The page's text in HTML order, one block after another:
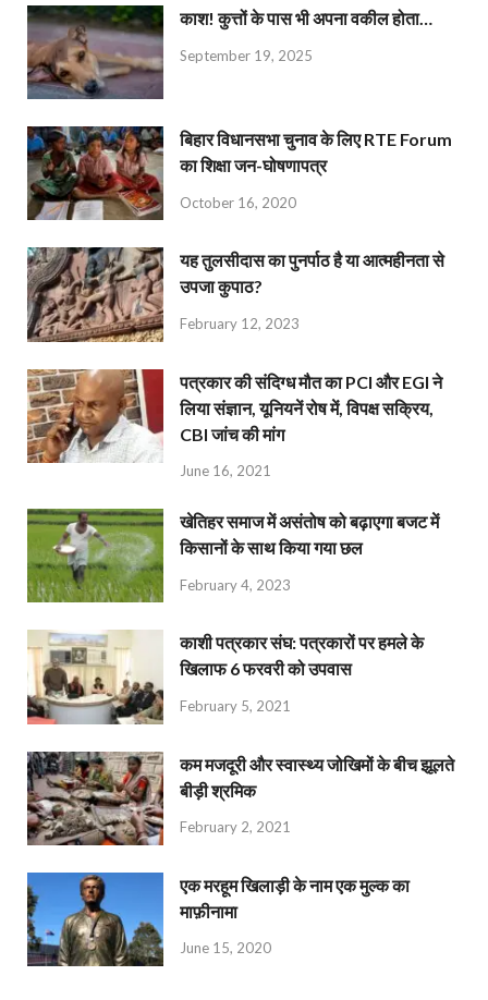
काश! कुत्तों के पास भी अपना वकील होता…
September 19, 2025
बिहार विधानसभा चुनाव के लिए RTE Forum
का शिक्षा जन-घोषणापत्र
October 16, 2020
यह तुलसीदास का पुनर्पाठ है या आत्महीनता से
उपजा कुपाठ?
February 12, 2023
पत्रकार की संदिग्ध मौत का PCI और EGI ने
लिया संज्ञान, यूनियनें रोष में, विपक्ष सक्रिय,
CBI जांच की मांग
June 16, 2021
खेतिहर समाज में असंतोष को बढ़ाएगा बजट में
किसानों के साथ किया गया छल
February 4, 2023
काशी पत्रकार संघ: पत्रकारों पर हमले के
खिलाफ 6 फरवरी को उपवास
February 5, 2021
कम मजदूरी और स्वास्थ्य जोखिमों के बीच झूलते
बीड़ी श्रमिक
February 2, 2021
एक मरहूम खिलाड़ी के नाम एक मुल्क का
माफ़ीनामा
June 15, 2020